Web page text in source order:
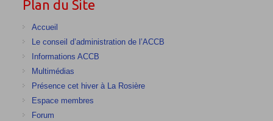
Plan du Site
Accueil
Le conseil d’administration de l’ACCB
Informations ACCB
Multimédias
Présence cet hiver à La Rosière
Espace membres
Forum